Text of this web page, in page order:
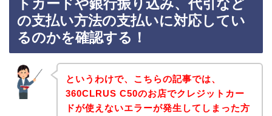
トカードや銀行振り込み、代引など
の支払い方法の支払いに対応してい
るのかを確認する！
というわけで、こちらの記事では、
360CLRUS C50のお店でクレジットカー
ドが使えないエラーが発生してしまった方